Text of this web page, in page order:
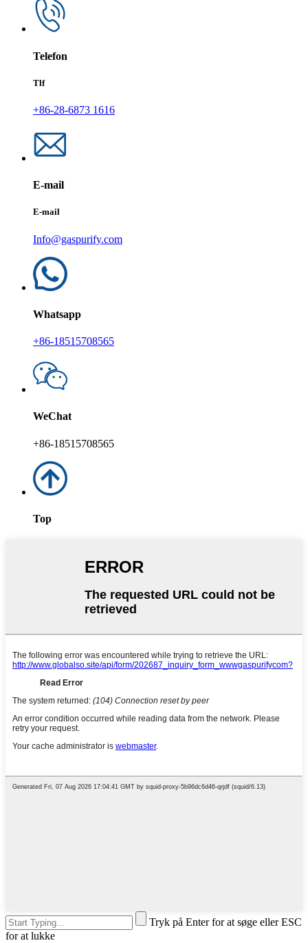
Telefon
Tlf
+86-28-6873 1616
E-mail
E-mail
Info@gaspurify.com
Whatsapp
+86-18515708565
WeChat
+86-18515708565
Top
Tryk på Enter for at søge eller ESC
for at lukke